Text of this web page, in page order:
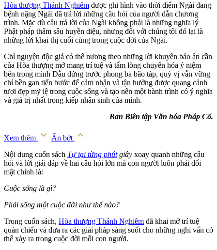
Hòa thượng Thánh Nghiêm được ghi hình vào thời điểm Ngài đang
bệnh nặng Ngài đã trả lời những câu hỏi của người dẫn chương
trình. Mặc dù câu trả lời của Ngài không phải là những nghĩa lý
Phật pháp thâm sâu huyền diệu, nhưng đối với chúng tôi đó lại là
những lời khai thị cuối cùng trong cuộc đời của Ngài.
Chỉ nguyện độc giả có thể nương theo những lời khuyên bảo ân cần
của Hòa thượng mở mang trí tuệ và tấm lòng chuyển hóa ý niệm
bên trong mình Dẫu đứng trước phong ba bão táp, quý vị vẫn vững
chí bền gan tiến bước để cảm nhận và tận hưởng được quang cảnh
tươi đẹp mỹ lệ trong cuộc sống và tạo nên một hành trình có ý nghĩa
và giá trị nhất trong kiếp nhân sinh của mình.
Ban Biên tập Văn hóa Pháp Cổ.
Xem thêm
Ẩn bớt
Nội dung cuốn sách Tự tại từng phútgiây xoay quanh những câu
hỏi và lời giải đáp về hai câu hỏi lớn mà con người luôn phải đối
mặt chính là:
Cuộc sống là gì?
Phải sống một cuộc đời như thế nào?
Trong cuốn sách, Hòa thượng Thánh Nghiêm đã khai mở trí tuệ
quán chiếu và đưa ra các giải pháp sáng suốt cho những nghi vấn có
thể xảy ra trong cuộc đời mỗi con người.